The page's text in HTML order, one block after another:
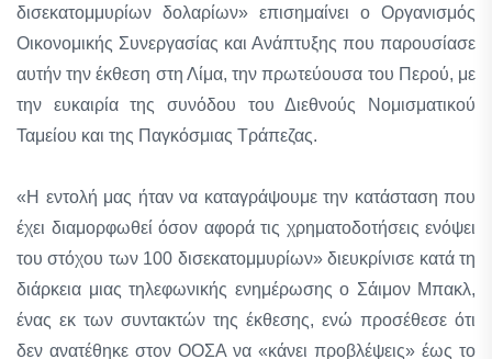
δισεκατομμυρίων δολαρίων» επισημαίνει ο Οργανισμός
Οικονομικής Συνεργασίας και Ανάπτυξης που παρουσίασε
αυτήν την έκθεση στη Λίμα, την πρωτεύουσα του Περού, με
την ευκαιρία της συνόδου του Διεθνούς Νομισματικού
Ταμείου και της Παγκόσμιας Τράπεζας.
«Η εντολή μας ήταν να καταγράψουμε την κατάσταση που
έχει διαμορφωθεί όσον αφορά τις χρηματοδοτήσεις ενόψει
του στόχου των 100 δισεκατομμυρίων» διευκρίνισε κατά τη
διάρκεια μιας τηλεφωνικής ενημέρωσης ο Σάιμον Μπακλ,
ένας εκ των συντακτών της έκθεσης, ενώ προσέθεσε ότι
δεν ανατέθηκε στον ΟΟΣΑ να «κάνει προβλέψεις» έως το